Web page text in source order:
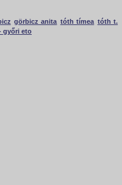
görbicz anita tóth tímea tóth t.
győri eto